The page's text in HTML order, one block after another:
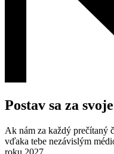
Postav sa za
Ak nám za každý prečítaný
vďaka tebe nezávislým
roku 2027.